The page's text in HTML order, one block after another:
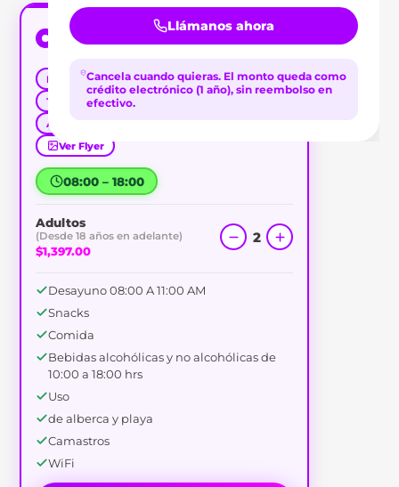
Day Pass 10 horas
$1,397.00 /adulto
Parejas Relax Solo Adultos
Amigos
Todo Incluido
Acceso a Playa
Ver Flyer
08:00 – 18:00
Adultos
(Desde 18 años en adelante)
$1,397.00
2
Desayuno 08:00 A 11:00 AM
Snacks
Comida
Bebidas alcohólicas y no alcohólicas de
10:00 a 18:00 hrs
Uso
de alberca y playa
Camastros
WiFi
Llámanos ahora
Cancela cuando quieras. El monto queda como
crédito electrónico (1 año), sin reembolso en
efectivo.